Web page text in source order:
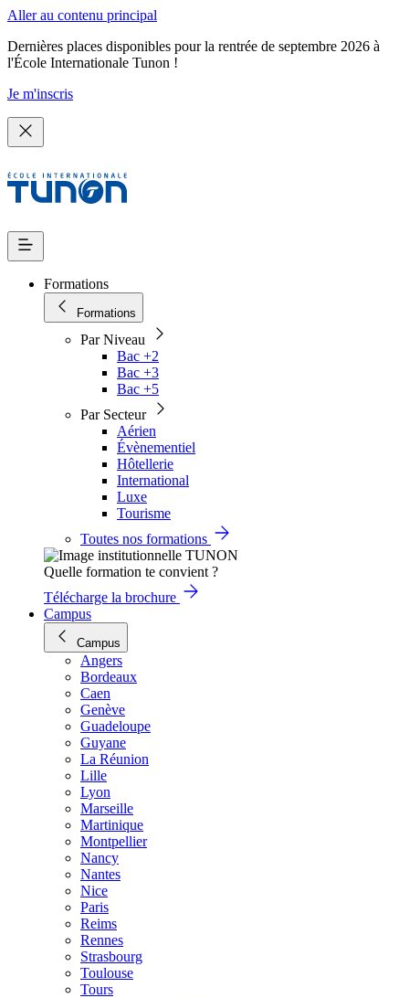
Aller au contenu principal
Dernières places disponibles pour la rentrée de septembre 2026 à
l'École Internationale Tunon !
Je m'inscris
Formations
Formations
Par Niveau
Bac +2
Bac +3
Bac +5
Par Secteur
Aérien
Évènementiel
Hôtellerie
International
Luxe
Tourisme
Toutes nos formations
Quelle formation te convient ?
Télécharge la brochure
Campus
Campus
Angers
Bordeaux
Caen
Genève
Guadeloupe
Guyane
La Réunion
Lille
Lyon
Marseille
Martinique
Montpellier
Nancy
Nantes
Nice
Paris
Reims
Rennes
Strasbourg
Toulouse
Tours